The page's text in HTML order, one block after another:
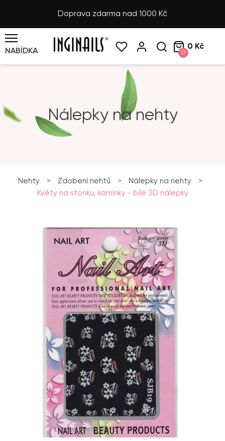
Doprava zdarma nad 1000 Kč
NABÍDKA 0
0 Kč
Nálepky na nehty
Nehty > Zdobení nehtů > Nálepky na nehty
>
Květy na stonku, kamínky - bílé 3D nálepky